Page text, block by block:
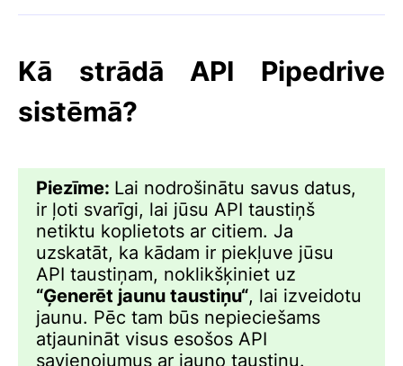
Kā strādā API Pipedrive
sistēmā?
Piezīme: Lai nodrošinātu savus datus,
ir ļoti svarīgi, lai jūsu API taustiņš
netiktu koplietots ar citiem. Ja
uzskatāt, ka kādam ir piekļuve jūsu
API taustiņam, noklikšķiniet uz
“Ģenerēt jaunu taustiņu“, lai izveidotu
jaunu. Pēc tam būs nepieciešams
atjaunināt visus esošos API
savienojumus ar jauno taustiņu.